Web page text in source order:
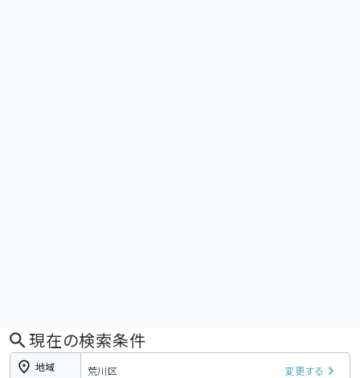
現在の検索条件
地域 荒川区 変更する